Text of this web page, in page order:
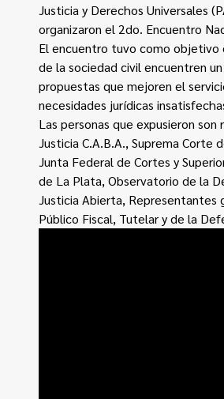
Justicia y Derechos Universales
organizaron el 2do. Encuentro
El encuentro tuvo como objetivo
de la sociedad civil encuentren
propuestas que mejoren el
necesidades jurídicas
Las personas que expusieron
Justicia C.A.B.A., Suprema Corte
Junta Federal de Cortes y
de La Plata, Observatorio de la
Justicia Abierta, Representantes
Público Fiscal, Tutelar y de la